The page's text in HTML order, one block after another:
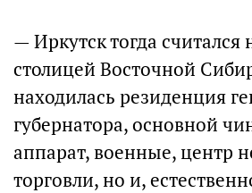
— Иркутск тогда считался
столицей Восточной
находилась резиденция
губернатора, основной
аппарат, военные, центр
торговли, но и,